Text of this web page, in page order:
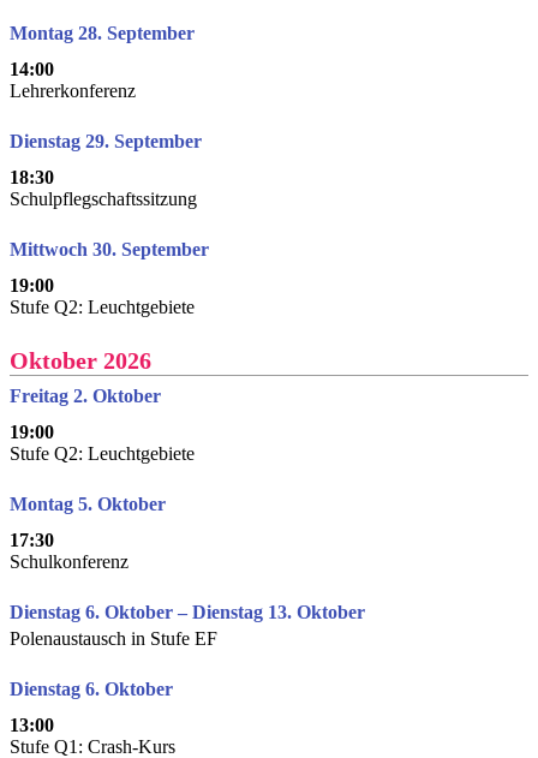
Montag 28. September
14:00
Lehrerkonferenz
Dienstag 29. September
18:30
Schulpflegschaftssitzung
Mittwoch 30. September
19:00
Stufe Q2: Leuchtgebiete
Oktober 2026
Freitag 2. Oktober
19:00
Stufe Q2: Leuchtgebiete
Montag 5. Oktober
17:30
Schulkonferenz
Dienstag 6. Oktober – Dienstag 13. Oktober
Polenaustausch in Stufe EF
Dienstag 6. Oktober
13:00
Stufe Q1: Crash-Kurs